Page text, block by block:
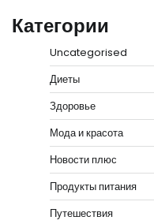
Категории
Uncategorised
Диеты
Здоровье
Мода и красота
Новости плюс
Продукты питания
Путешествия